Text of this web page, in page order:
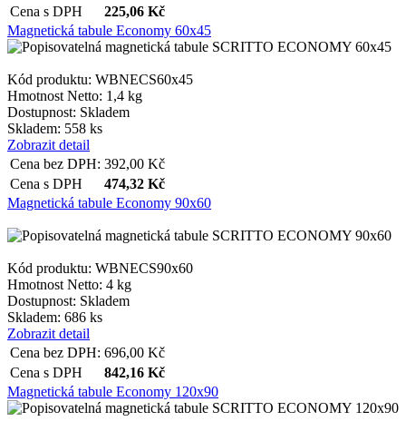
Cena s DPH
225,06 Kč
Magnetická tabule Economy 60x45
Kód produktu: WBNECS60x45
Hmotnost Netto: 1,4 kg
Dostupnost: Skladem
Skladem: 558 ks
Zobrazit detail
Cena bez DPH: 392,00 Kč
Cena s DPH
474,32 Kč
Magnetická tabule Economy 90x60
Kód produktu: WBNECS90x60
Hmotnost Netto: 4 kg
Dostupnost: Skladem
Skladem: 686 ks
Zobrazit detail
Cena bez DPH: 696,00 Kč
Cena s DPH
842,16 Kč
Magnetická tabule Economy 120x90